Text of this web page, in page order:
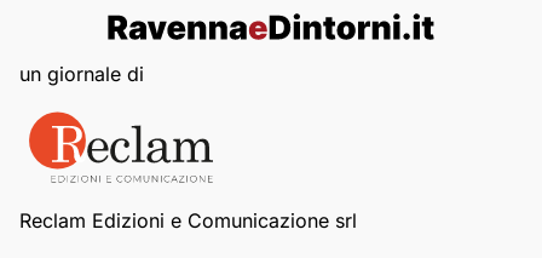
un giornale di
Reclam Edizioni e Comunicazione srl